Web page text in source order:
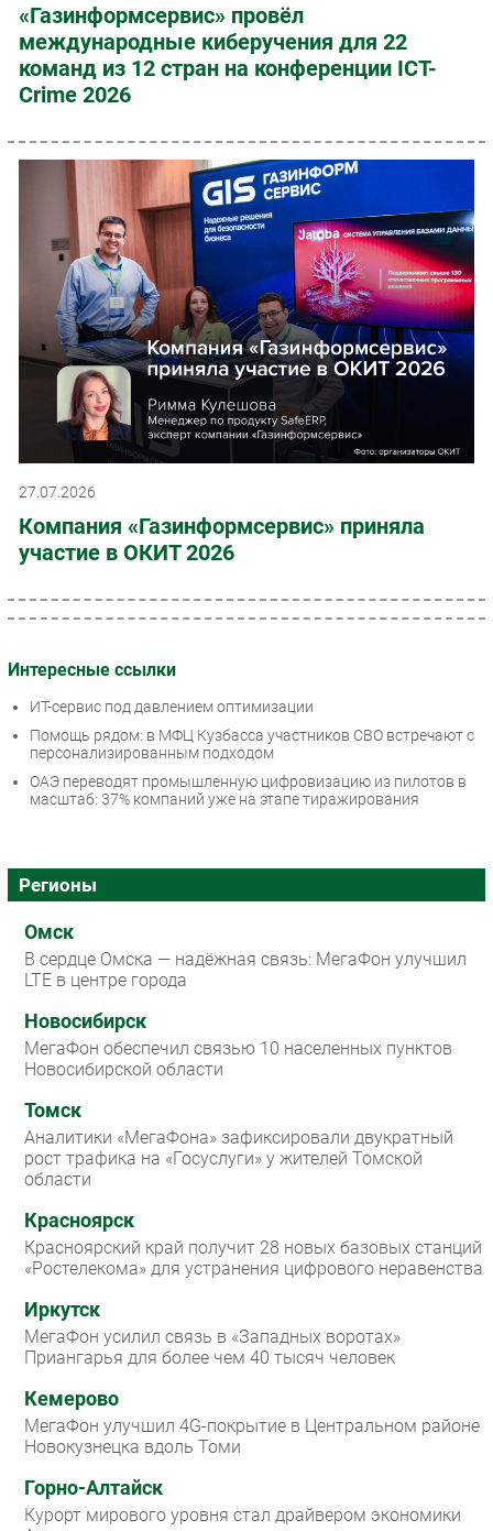
«Газинформсервис» провёл
международные киберучения для 22
команд из 12 стран на конференции ICT-
Crime 2026
27.07.2026
Компания «Газинформсервис» приняла
участие в ОКИТ 2026
Интересные ссылки
ИТ-сервис под давлением оптимизации
Помощь рядом: в МФЦ Кузбасса участников СВО встречают с
персонализированным подходом
ОАЭ переводят промышленную цифровизацию из пилотов в
масштаб: 37% компаний уже на этапе тиражирования
Регионы
Омск
В сердце Омска — надёжная связь: МегаФон улучшил
LTE в центре города
Новосибирск
МегаФон обеспечил связью 10 населенных пунктов
Новосибирской области
Томск
Аналитики «МегаФона» зафиксировали двукратный
рост трафика на «Госуслуги» у жителей Томской
области
Красноярск
Красноярский край получит 28 новых базовых станций
«Ростелекома» для устранения цифрового неравенства
Иркутск
МегаФон усилил связь в «Западных воротах»
Приангарья для более чем 40 тысяч человек
Кемерово
МегаФон улучшил 4G-покрытие в Центральном районе
Новокузнецка вдоль Томи
Горно-Алтайск
Курорт мирового уровня стал драйвером экономики